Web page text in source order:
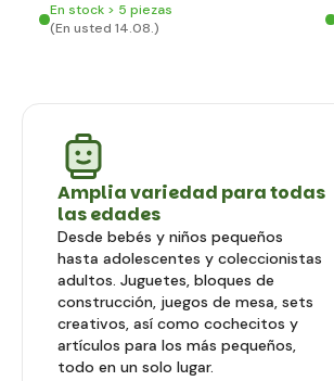
En stock > 5 piezas
(En usted 14.08.)
Amplia variedad para todas
las edades
Desde bebés y niños pequeños
hasta adolescentes y coleccionistas
adultos. Juguetes, bloques de
construcción, juegos de mesa, sets
creativos, así como cochecitos y
artículos para los más pequeños,
todo en un solo lugar.